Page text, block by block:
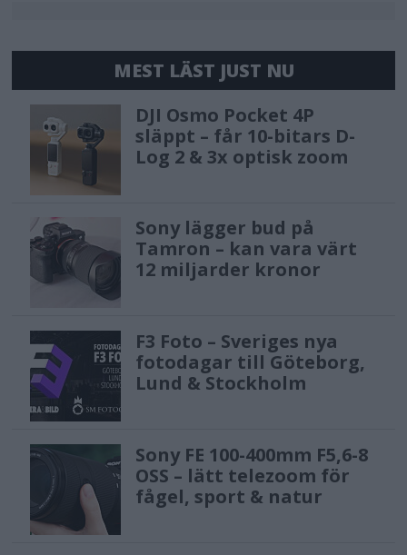
MEST LÄST JUST NU
DJI Osmo Pocket 4P
släppt – får 10-bitars D-
Log 2 & 3x optisk zoom
Sony lägger bud på
Tamron – kan vara värt
12 miljarder kronor
F3 Foto – Sveriges nya
fotodagar till Göteborg,
Lund & Stockholm
Sony FE 100-400mm F5,6-8
OSS – lätt telezoom för
fågel, sport & natur